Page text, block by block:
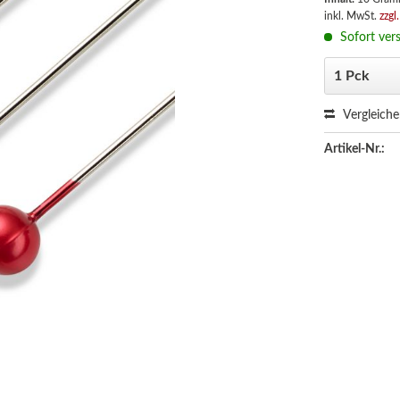
inkl. MwSt.
Sofort
Artikel-Nr.: